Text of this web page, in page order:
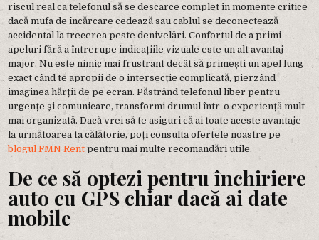
riscul real ca telefonul să se descarce complet în momente critice
dacă mufa de încărcare cedează sau cablul se deconectează
accidental la trecerea peste denivelări. Confortul de a primi
apeluri fără a întrerupe indicațiile vizuale este un alt avantaj
major. Nu este nimic mai frustrant decât să primești un apel lung
exact când te apropii de o intersecție complicată, pierzând
imaginea hărții de pe ecran. Păstrând telefonul liber pentru
urgențe și comunicare, transformi drumul într-o experiență mult
mai organizată. Dacă vrei să te asiguri că ai toate aceste avantaje
la următoarea ta călătorie, poți consulta ofertele noastre pe
blogul FMN Rent pentru mai multe recomandări utile.
De ce să optezi pentru închiriere
auto cu GPS chiar dacă ai date
mobile